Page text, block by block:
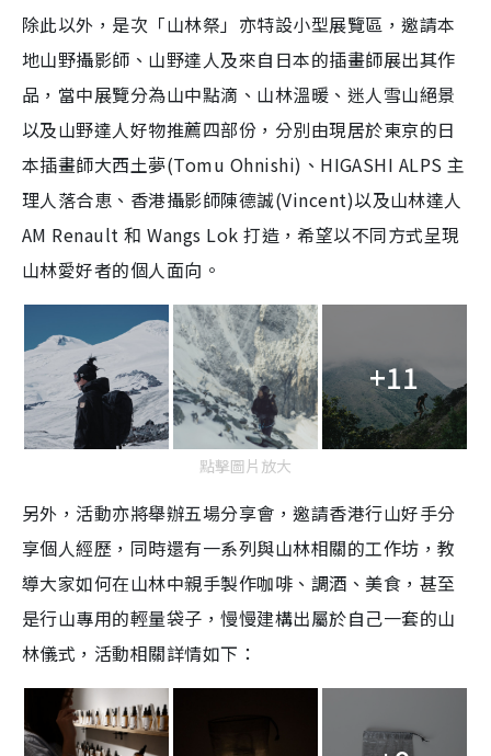
t
e
2
5
1
2
%
a
i
n
n
g
e
s
c
e
e
除此以外，是次「山林祭」亦特設小型展覽區，邀請本
地山野攝影師、山野達人及來自日本的插畫師展出其作
品，當中展覽分為山中點滴、山林溫暖、迷人雪山絕景
以及山野達人好物推薦四部份，分別由現居於東京的日
本插畫師大西土夢(Tomu Ohnishi)、HIGASHI ALPS 主
理人落合恵、香港攝影師陳德誠(Vincent)以及山林達人
AM Renault 和 Wangs Lok 打造，希望以不同方式呈現
山林愛好者的個人面向。
+11
點擊圖片放大
另外，活動亦將舉辦五場分享會，邀請香港行山好手分
享個人經歷，同時還有一系列與山林相關的工作坊，教
導大家如何在山林中親手製作咖啡、調酒、美食，甚至
是行山專用的輕量袋子，慢慢建構出屬於自己一套的山
林儀式，活動相關詳情如下：